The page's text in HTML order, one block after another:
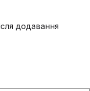
додавання